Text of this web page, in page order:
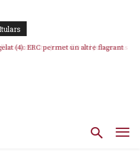
(4): ERC permet un altre flagrant
a Junts d’Oriol Junqueras